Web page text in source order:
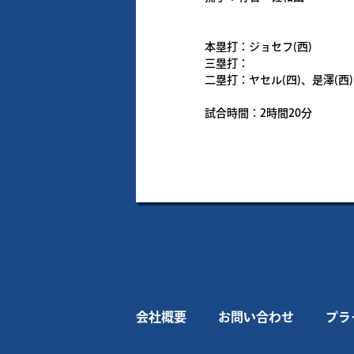
本塁打：ジョセフ(西)
三塁打：
二塁打：ヤセル(四)、是澤(西)
試合時間：2時間20分
会社概要 お問い合わせ プラ